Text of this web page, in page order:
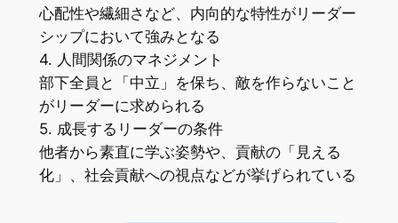
心配性や繊細さなど、内向的な特性がリーダー
シップにおいて強みとなる
4. 人間関係のマネジメント
部下全員と「中立」を保ち、敵を作らないこと
がリーダーに求められる
5. 成長するリーダーの条件
他者から素直に学ぶ姿勢や、貢献の「見える
化」、社会貢献への視点などが挙げられている